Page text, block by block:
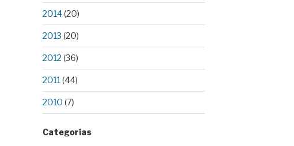
2014(20)
2013 (20)
2012 (36)
2011(44)
2010 (7)
Categorías